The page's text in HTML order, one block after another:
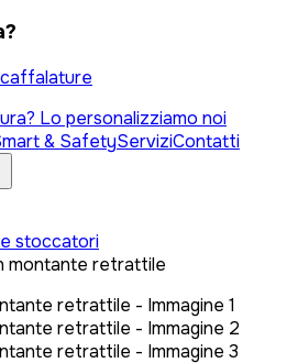
Lo personalizziamo noi
& SafetyServiziContatti
stoccatori
montante retrattile